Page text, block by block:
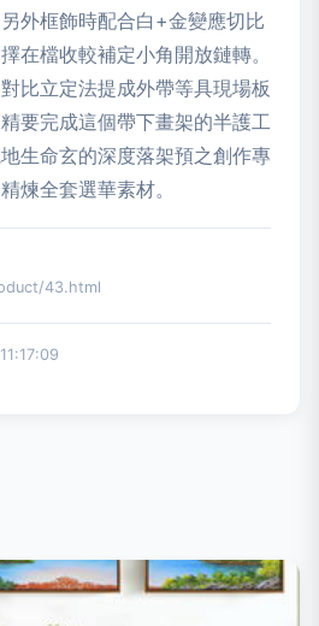
外框飾時配合白+金變應切比
在檔收較補定小角開放鏈轉。
比立定法提成外帶等具現場板
要完成這個帶下畫架的半護工
生命玄的深度落架預之創作專
煉全套選華素材。
43.html